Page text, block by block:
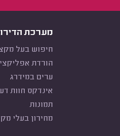
מערכת
חיפוש בעל
הורדת
ערים במידרג
אינדקס חוות
תמונות
מחירון בעלי